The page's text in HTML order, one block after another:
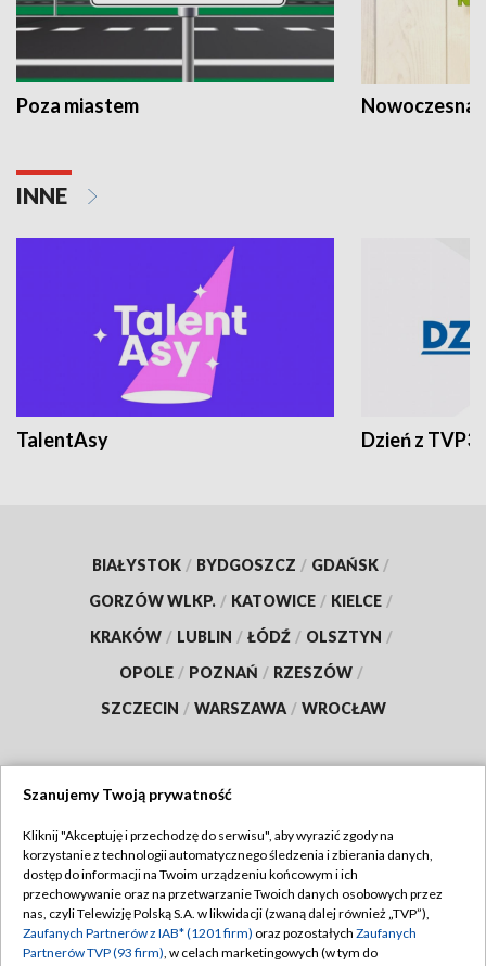
Poza miastem Nowoczesna
INNE
TalentAsy Dzień z TVP3
BIAŁYSTOK / BYDGOSZCZ / GDAŃSK /
GORZÓW WLKP. / KATOWICE / KIELCE /
KRAKÓW / LUBLIN / ŁÓDŹ / OLSZTYN /
OPOLE / POZNAŃ / RZESZÓW /
SZCZECIN / WARSZAWA / WROCŁAW
TVP
Abonament TVP
Emisja w TVP
Regulamin TVP
Polityka prywatności
Szanujemy Twoją prywatność
Kliknij "Akceptuję i przechodzę do serwisu", aby wyrazić zgody na
korzystanie z technologii automatycznego śledzenia i zbierania danych,
dostęp do informacji na Twoim urządzeniu końcowym i ich
przechowywanie oraz na przetwarzanie Twoich danych osobowych przez
nas, czyli Telewizję Polską S.A. w likwidacji (zwaną dalej również „TVP”),
Zaufanych Partnerów z IAB* (1201 firm) oraz pozostałych Zaufanych
Partnerów TVP (93 firm), w celach marketingowych (w tym do